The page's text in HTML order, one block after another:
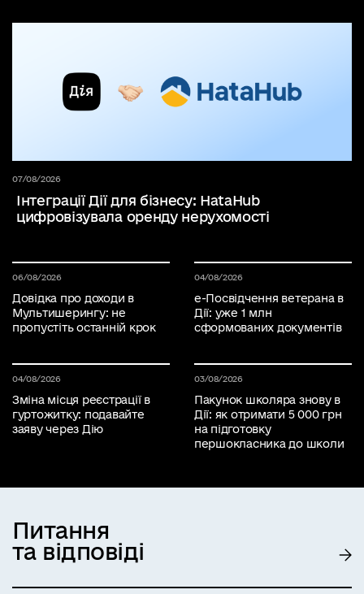
Дата публікації 07 серпня 2026
07/08/2026
Інтеграції Дії для бізнесу: HataHub
цифровізувала оренду нерухомості
Дата публікації 06 серпня 2026
06/08/2026
Довідка про доходи в
Мультишерингу: не
пропустіть останній крок
Дата публікації 04 серпня 2026
04/08/2026
е-Посвідчення ветерана в
Дії: уже 1 млн
сформованих документів
Дата публікації 04 серпня 2026
04/08/2026
Зміна місця реєстрації в
гуртожитку: подавайте
заяву через Дію
Дата публікації 03 серпня 2026
03/08/2026
Пакунок школяра знову в
Дії: як отримати 5 000 грн
на підготовку
першокласника до школи
Питання
та відповіді